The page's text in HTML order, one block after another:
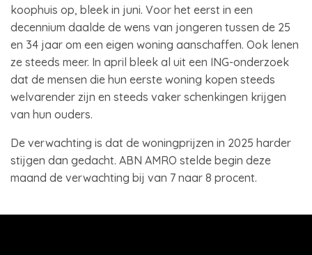
koophuis op, bleek in juni. Voor het eerst in een
decennium daalde de wens van jongeren tussen de 25
en 34 jaar om een eigen woning aanschaffen. Ook lenen
ze steeds meer. In april bleek al uit een ING-onderzoek
dat de mensen die hun eerste woning kopen steeds
welvarender zijn en steeds vaker schenkingen krijgen
van hun ouders.
De verwachting is dat de woningprijzen in 2025 harder
stijgen dan gedacht. ABN AMRO stelde begin deze
maand de verwachting bij van 7 naar 8 procent.